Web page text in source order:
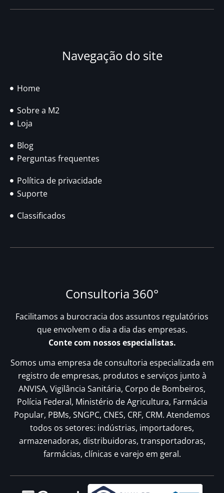
Navegação do site
Home
Sobre a M2
Loja
Blog
Perguntas frequentes
Política de privacidade
Suporte
Classificados
Consultoria 360°
Facilitamos a burocracia dos assuntos regulatórios
que envolvem o dia a dia das empresas.
Conte com nossos especialistas.
Somos uma empresa de consultoria especializada em
registro de empresas, produtos e serviços junto à
ANVISA, Vigilância Sanitária, Corpo de Bombeiros,
Polícia Federal, Ministério de Agricultura, Farmácia
Popular, PBMs, SNGPC, CNES, CRF, CRM. Atendemos
todos os setores: indústrias, importadores,
armazenadoras, distribuidoras, transportadoras,
farmácias, clínicas e varejo em geral.